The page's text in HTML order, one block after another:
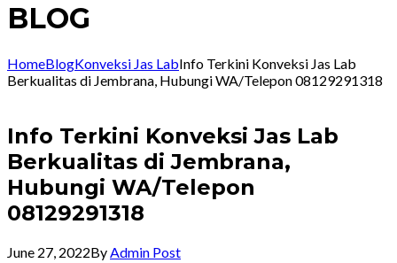
BLOG
HomeBlogKonveksi Jas LabInfo Terkini Konveksi Jas Lab
Berkualitas di Jembrana, Hubungi WA/Telepon 08129291318
Info Terkini Konveksi Jas Lab
Berkualitas di Jembrana,
Hubungi WA/Telepon
08129291318
June 27, 2022By Admin Post